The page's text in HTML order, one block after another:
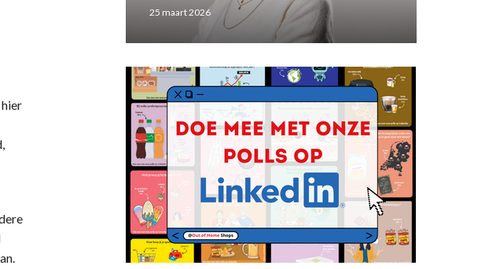
25 maart 2026